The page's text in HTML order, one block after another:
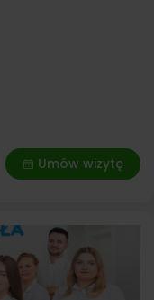
Umów wizytę